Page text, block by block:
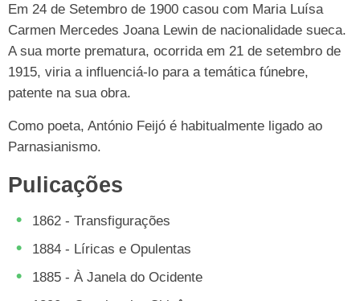
Em 24 de Setembro de 1900 casou com Maria Luísa
Carmen Mercedes Joana Lewin de nacionalidade sueca.
A sua morte prematura, ocorrida em 21 de setembro de
1915, viria a influenciá-lo para a temática fúnebre,
patente na sua obra.
Como poeta, António Feijó é habitualmente ligado ao
Parnasianismo.
Pulicações
1862 - Transfigurações
1884 - Líricas e Opulentas
1885 - À Janela do Ocidente